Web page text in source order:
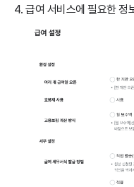
급여 서비스에 필요한 정